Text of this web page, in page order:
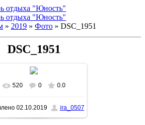
отдыха "Юность"
отдыха "Юность"
» 2019 » Фото » DSC_1951
DSC_1951
В реальном размере
1500x1007/ 584.6Kb
520 0 0.0
02.10.2019 ira_0507